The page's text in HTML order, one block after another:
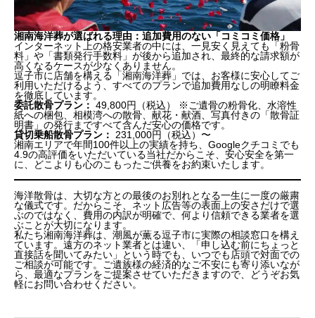
湘南海洋葬が選ばれる理由：追加費用のない「コミコミ価格」
インターネット上の格安業者の中には、一見安く見えても「粉骨
料」や「書類発行手数料」が後から追加され、最終的な請求額が
高くなるケースが少なくありません。
逗子市に店舗を構える「湘南海洋葬」では、お客様に安心してご
利用いただけるよう、すべてのプランで追加費用なしの明瞭料金
を徹底しています。
委託散骨プラン： 49,800円（税込） ※ご遺骨の粉骨化、水溶性
紙への梱包、相模湾への散骨、献花・献酒、写真付きの「散骨証
明書」の発行まですべて含んだ安心の価格です。
貸切乗船散骨プラン： 231,000円（税込）〜
湘南エリアで年間100件以上の実績を持ち、Googleクチコミでも
4.9の高評価をいただいている当社だからこそ、安心安全を第一
に、どこよりも心のこもったご供養をお約束いたします。
海洋散骨は、大切な方との最後のお別れとなる一生に一度の厳粛
な儀式です。だからこそ、ネット広告等の表面上の安さだけで選
ぶのではなく、費用の内訳が明確で、何より信頼できる業者を選
ぶことが大切になります。
私たち湘南海洋葬は、潮風が薫る逗子市に実際の相談窓口を構え
ています。遠方のネット業者とは違い、「申し込む前にちょっと
直接話を聞いてみたい」という時でも、いつでも店頭で対面での
ご相談が可能です。ご遺族様の経済的なご不安にも寄り添いなが
ら、最適なプランをご提案させていただきますので、どうぞお気
軽にお問い合わせください。